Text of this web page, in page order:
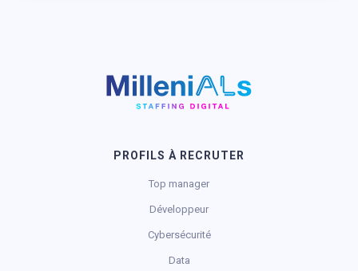
PROFILS À RECRUTER
Top manager
Développeur
Cybersécurité
Data